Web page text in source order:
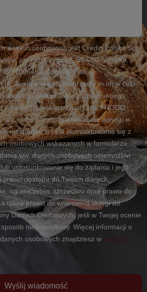
danych osobowych jest Credin Polska Sp.
przy ul. Czystej 6, 55-050 Sobótka,
8971006452, adres e-mail:
Twoje dane przetwarzamy m.in. w celu
jako prawnie uzasadnionego
– na podstawie art. 6 ust. 1 lit. f RODO.
nazwy firmy, telefonu oraz adresu e-
niezbędne w celu skontaktowania się z
osobowych wskazanych w formularzu
ww. danych osobowych uniemożliwi
ustosunkowanie się do żądania i jego
prawo dostępu do Twoich danych,
ograniczenia, sprzeciwu oraz prawo do
także prawo do wniesienia skargi do
Danych Osobowych, jeśli w Twojej ocenie
nieprawidłowy. Więcej informacji o
osobowych znajdziesz w polityce
Wyślij wiadomość